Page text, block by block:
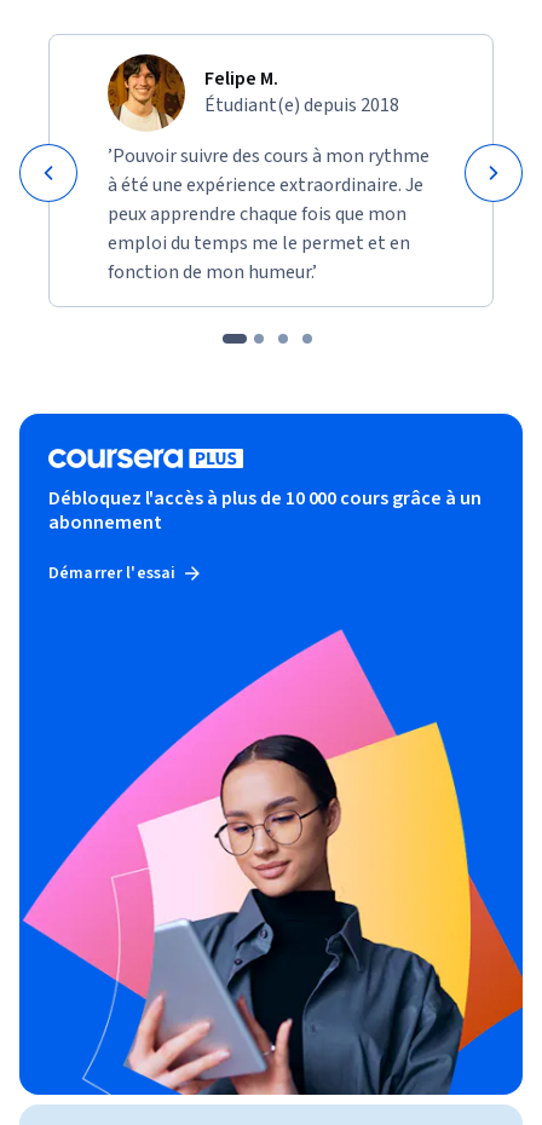
Felipe M.
Étudiant(e) depuis 2018
’Pouvoir suivre des cours à mon rythme
à été une expérience extraordinaire. Je
peux apprendre chaque fois que mon
emploi du temps me le permet et en
fonction de mon humeur.’
Débloquez l'accès à plus de 10 000 cours grâce à un
abonnement
Démarrer l'essai